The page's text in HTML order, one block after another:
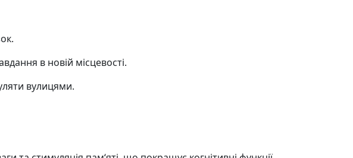
в новій місцевості.
вулицями.